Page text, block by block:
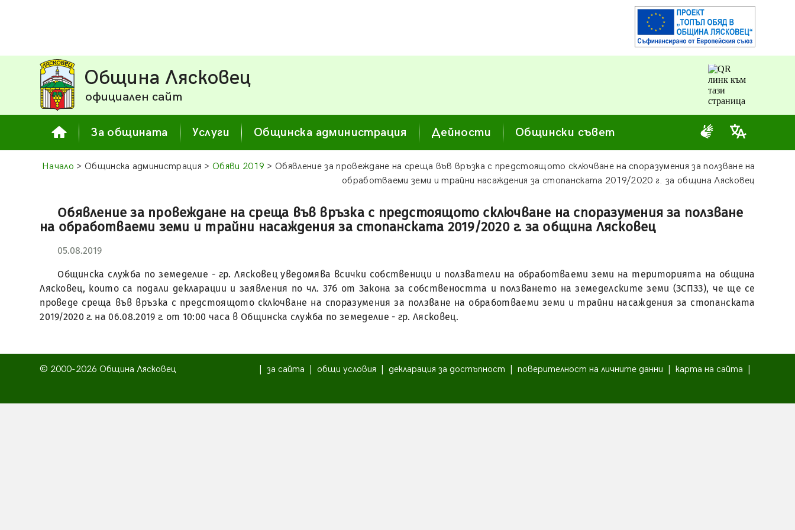
Община Лясковец
официален сайт
За общината Услуги Общинска администрация Дейности Общински съвет
Начало > Общинска администрация > Обяви 2019 > Обявление за провеждане на среща във връзка с предстоящото сключване на споразумения за ползване на
обработваеми земи и трайни насаждения за стопанската 2019/2020 г. за община Лясковец
Обявление за провеждане на среща във връзка с предстоящото сключване на споразумения за ползване
на обработваеми земи и трайни насаждения за стопанската 2019/2020 г. за община Лясковец
05.08.2019
Общинска служба по земеделие - гр. Лясковец уведомява всички собственици и ползватели на обработваеми земи на територията на община
Лясковец, които са подали декларации и заявления по чл. 37б от Закона за собствеността и ползването на земеделските земи (ЗСПЗЗ), че ще се
проведе среща във връзка с предстоящото сключване на споразумения за ползване на обработваеми земи и трайни насаждения за стопанската
2019/2020 г. на 06.08.2019 г. от 10:00 часа в Общинска служба по земеделие - гр. Лясковец.
© 2000-2026 Община Лясковец за сайта общи условия декларация за достъпност поверителност на личните данни карта на сайта